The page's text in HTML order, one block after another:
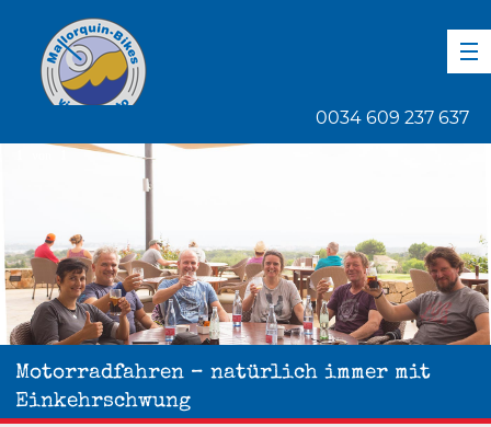
0034 609 237 637
Motorradfahren – natürlich immer mit
Einkehrschwung